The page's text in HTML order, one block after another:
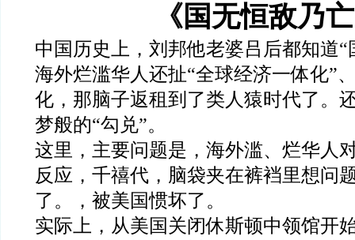
《国无恒敌乃
中国历史上，刘邦他老婆吕后都知道“
海外烂滥华人还扯“全球经济一体化”
化，那脑子返租到了类人猿时代了。
梦般的“勾兑”。
这里，主要问题是，海外滥、烂华人
反应，千禧代，脑袋夹在裤裆里想问
了。，被美国惯坏了。
实际上，从美国关闭休斯顿中领馆开